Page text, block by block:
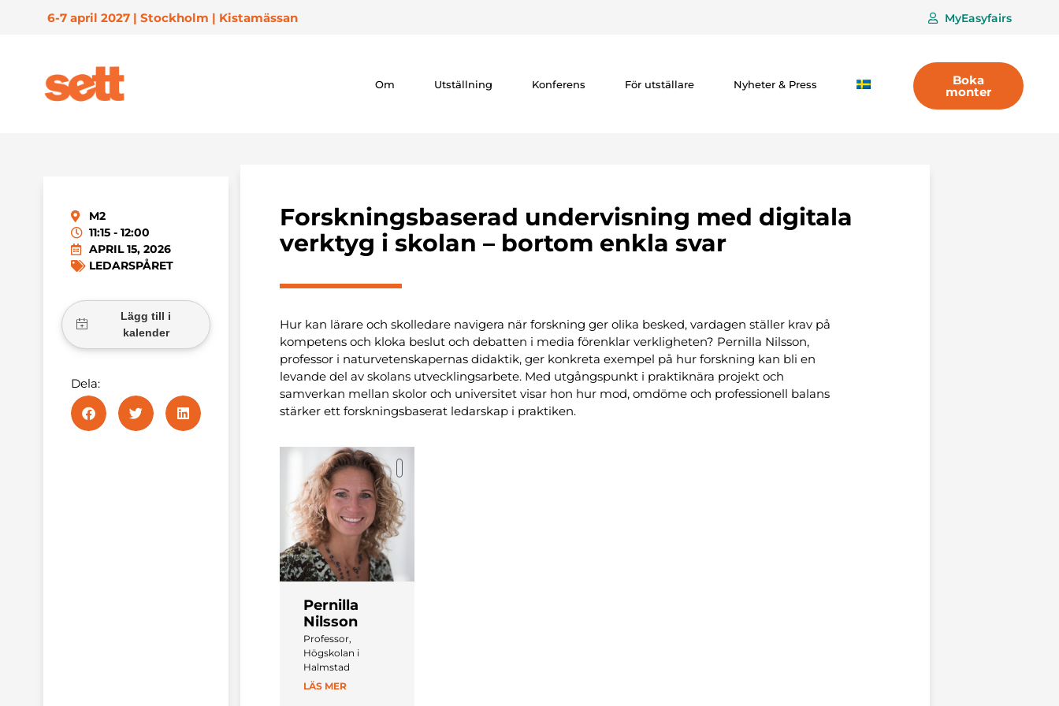
6-7 april 2027 | Stockholm | Kistamässan MyEasyfairs
Om Utställning Konferens För utställare Nyheter & Press Boka
monter
M2
11:15 - 12:00
APRIL 15, 2026
LEDARSPÅRET
Dela:
Forskningsbaserad undervisning med digitala
verktyg i skolan – bortom enkla svar
Hur kan lärare och skolledare navigera när forskning ger olika besked, vardagen ställer krav på
kompetens och kloka beslut och debatten i media förenklar verkligheten? Pernilla Nilsson,
professor i naturvetenskapernas didaktik, ger konkreta exempel på hur forskning kan bli en
levande del av skolans utvecklingsarbete. Med utgångspunkt i praktiknära projekt och
samverkan mellan skolor och universitet visar hon hur mod, omdöme och professionell balans
stärker ett forskningsbaserat ledarskap i praktiken.
Pernilla
Nilsson
Professor,
Högskolan i
Halmstad
LÄS MER